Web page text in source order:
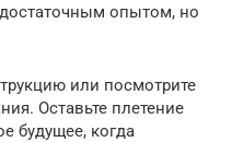
опытом, но
или посмотрите
Оставьте плетение
будущее, когда